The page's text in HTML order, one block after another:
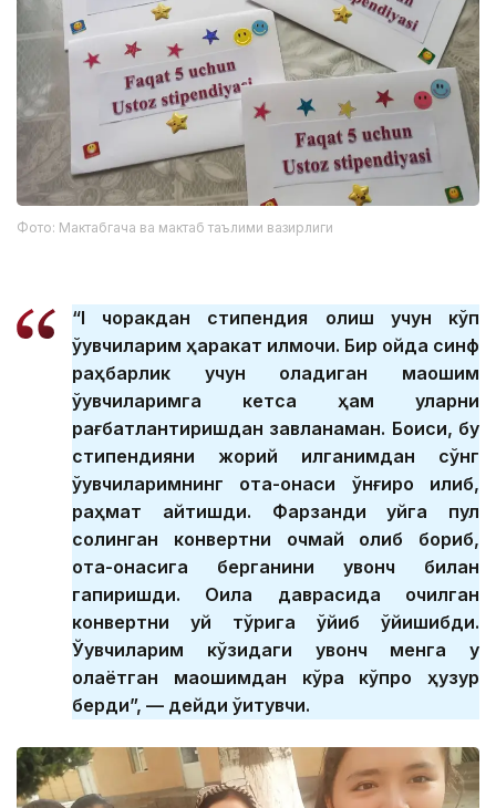
Фото: Мактабгача ва мактаб таълими вазирлиги
“I чоракдан стипендия олиш учун кўп
ўқувчиларим ҳаракат қилмоқчи. Бир ойда синф
раҳбарлик учун оладиган маошим
ўқувчиларимга кетса ҳам уларни
рағбатлантиришдан завқланаман. Боиси, бу
стипендияни жорий қилганимдан сўнг
ўқувчиларимнинг ота-онаси қўнғироқ қилиб,
раҳмат айтишди. Фарзанди уйга пул
солинган конвертни очмай олиб бориб,
ота-онасига берганини қувонч билан
гапиришди. Оила даврасида очилган
конвертни уй тўрига қўйиб қўйишибди.
Ўқувчиларим кўзидаги қувонч менга у
олаётган маошимдан кўра кўпроқ ҳузур
берди”, — дейди ўқитувчи.